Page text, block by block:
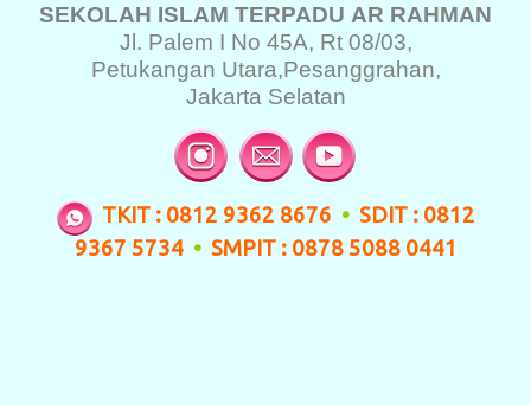
SEKOLAH ISLAM TERPADU AR RAHMAN
Jl. Palem I No 45A, Rt 08/03,
Petukangan Utara,Pesanggrahan,
Jakarta Selatan
TKIT : 0812 9362 8676 • SDIT : 0812
9367 5734 • SMPIT : 0878 5088 0441